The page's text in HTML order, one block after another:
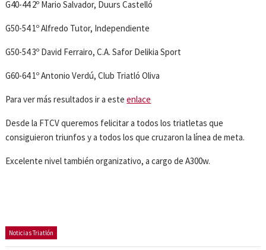
G40-44 2º Mario Salvador, Duurs Castelló
G50-54 1º Alfredo Tutor, Independiente
G50-54 3º David Ferrairo, C.A. Safor Delikia Sport
G60-64 1º Antonio Verdú, Club Triatló Oliva
Para ver más resultados ir a esteenlace
Desde la FTCV queremos felicitar a todos los triatletas que
consiguieron triunfos y a todos los que cruzaron la línea de meta.
Excelente nivel también organizativo, a cargo de A300w.
Noticias Triatlón